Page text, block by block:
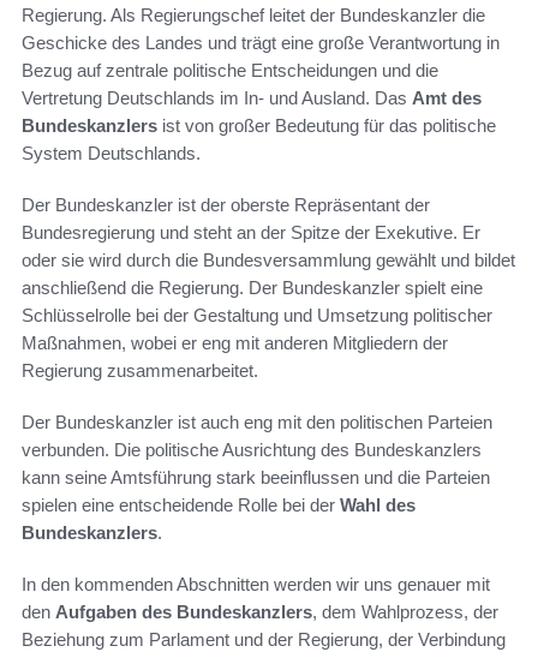
Regierung. Als Regierungschef leitet der Bundeskanzler die
Geschicke des Landes und trägt eine große Verantwortung in
Bezug auf zentrale politische Entscheidungen und die
Vertretung Deutschlands im In- und Ausland. Das Amt des
Bundeskanzlers ist von großer Bedeutung für das politische
System Deutschlands.
Der Bundeskanzler ist der oberste Repräsentant der
Bundesregierung und steht an der Spitze der Exekutive. Er
oder sie wird durch die Bundesversammlung gewählt und bildet
anschließend die Regierung. Der Bundeskanzler spielt eine
Schlüsselrolle bei der Gestaltung und Umsetzung politischer
Maßnahmen, wobei er eng mit anderen Mitgliedern der
Regierung zusammenarbeitet.
Der Bundeskanzler ist auch eng mit den politischen Parteien
verbunden. Die politische Ausrichtung des Bundeskanzlers
kann seine Amtsführung stark beeinflussen und die Parteien
spielen eine entscheidende Rolle bei der Wahl des
Bundeskanzlers.
In den kommenden Abschnitten werden wir uns genauer mit
den Aufgaben des Bundeskanzlers, dem Wahlprozess, der
Beziehung zum Parlament und der Regierung, der Verbindung